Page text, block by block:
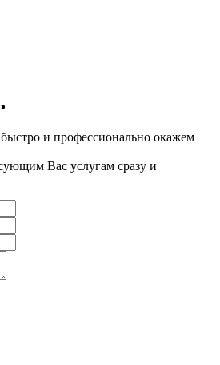
и профессионально окажем
Вас услугам сразу и